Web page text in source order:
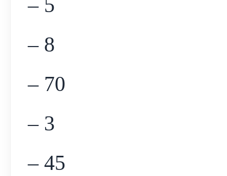
– 5
– 8
– 70
– 3
– 45